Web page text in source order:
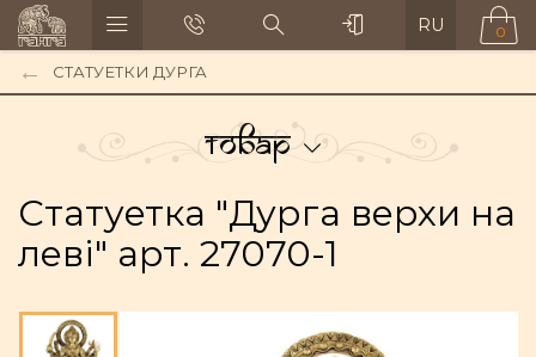
RU 0
СТАТУЕТКИ ДУРГА
Товар
Статуетка "Дурга верхи на
леві" арт. 27070-1